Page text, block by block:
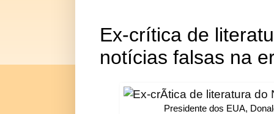
Ex-crítica de
notícias falsas na
Presidente dos EUA,